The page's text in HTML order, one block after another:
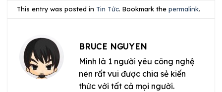
This entry was posted in Tin Tức. Bookmark thepermalink.
BRUCE NGUYEN
Mình là 1 người yêu công nghệ
nên rất vui được chia sẻ kiến
thức với tất cả mọi người.